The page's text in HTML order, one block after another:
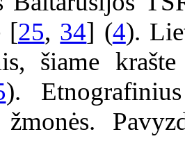
[25, 34] (4).
šiame
).